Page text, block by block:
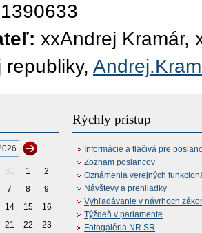
xxAndrej Kramár,
31 1
2
7 8
9
14 15
16
21 22
23
Rýchly prístup
Informácie a tlačivá pre
Zoznam poslancov
Oznámenia verejných
Návštevy a prehliadky
Vyhľadávanie v návrhoch
Týždeň v parlamente
Fotogaléria NR SR